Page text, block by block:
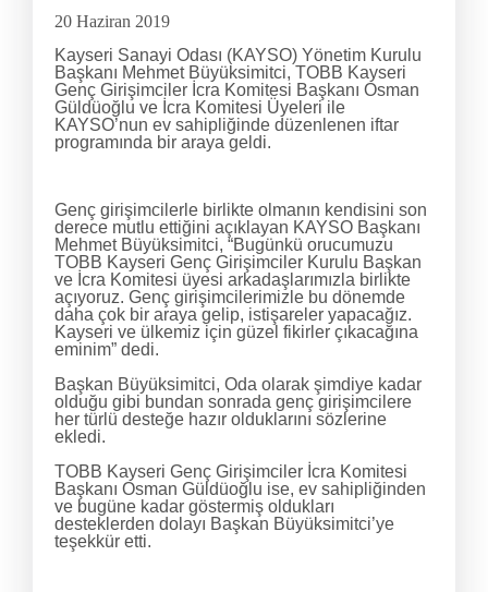
20 Haziran 2019
Kayseri Sanayi Odası (KAYSO) Yönetim Kurulu
Başkanı Mehmet Büyüksimitci, TOBB Kayseri
Genç Girişimciler İcra Komitesi Başkanı Osman
Güldüoğlu ve İcra Komitesi Üyeleri ile
KAYSO’nun ev sahipliğinde düzenlenen iftar
programında bir araya geldi.
Genç girişimcilerle birlikte olmanın kendisini son
derece mutlu ettiğini açıklayan KAYSO Başkanı
Mehmet Büyüksimitci, “Bugünkü orucumuzu
TOBB Kayseri Genç Girişimciler Kurulu Başkan
ve İcra Komitesi üyesi arkadaşlarımızla birlikte
açıyoruz. Genç girişimcilerimizle bu dönemde
daha çok bir araya gelip, istişareler yapacağız.
Kayseri ve ülkemiz için güzel fikirler çıkacağına
eminim” dedi.
Başkan Büyüksimitci, Oda olarak şimdiye kadar
olduğu gibi bundan sonrada genç girişimcilere
her türlü desteğe hazır olduklarını sözlerine
ekledi.
TOBB Kayseri Genç Girişimciler İcra Komitesi
Başkanı Osman Güldüoğlu ise, ev sahipliğinden
ve bugüne kadar göstermiş oldukları
desteklerden dolayı Başkan Büyüksimitci’ye
teşekkür etti.